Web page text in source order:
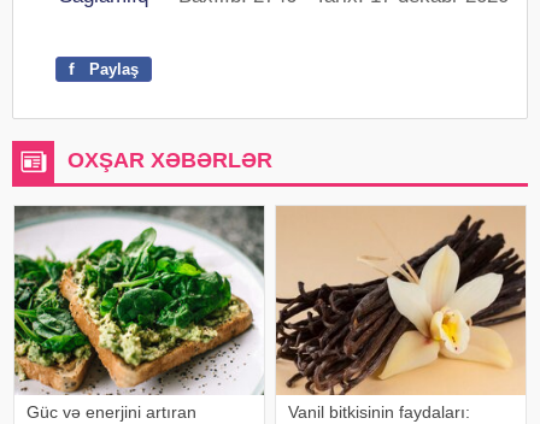
f Paylaş
OXŞAR XƏBƏRLƏR
Güc və enerjini artıran
Vanil bitkisinin faydaları: